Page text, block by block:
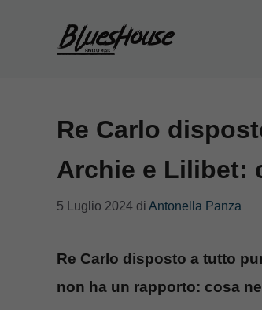
Re Carlo
Archie e Lilibet:
5 Luglio 2024 di Antonella Panza
Re Carlo disposto a tutto
non ha un rapporto: cosa